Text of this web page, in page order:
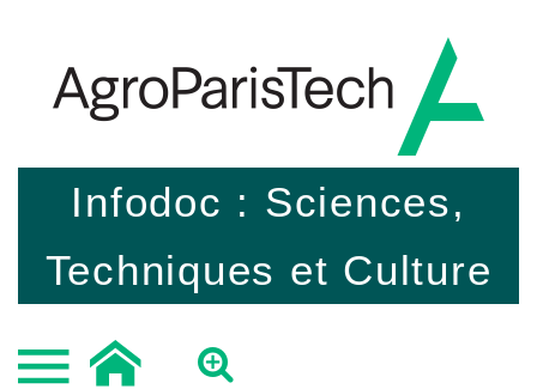
Infodoc : Sciences,
Techniques et Culture